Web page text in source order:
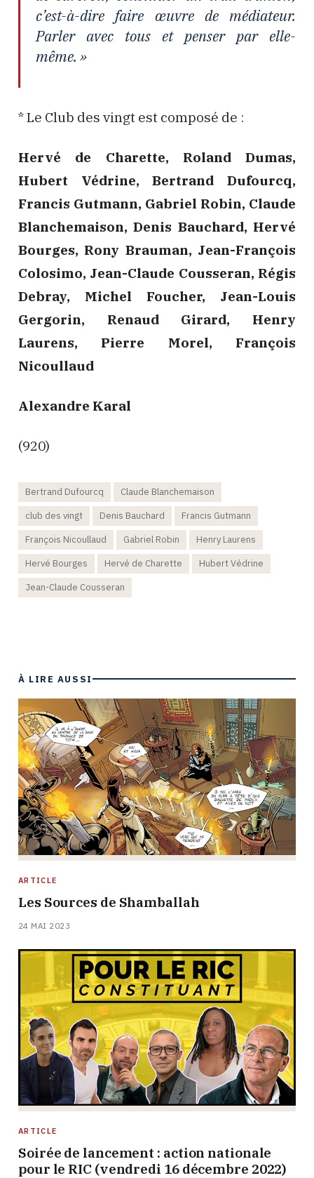
c’est-à-dire faire œuvre de médiateur.
Parler avec tous et penser par elle-
même. »
* Le Club des vingt est composé de :
Hervé de Charette, Roland Dumas,
Hubert Védrine, Bertrand Dufourcq,
Francis Gutmann, Gabriel Robin, Claude
Blanchemaison, Denis Bauchard, Hervé
Bourges, Rony Brauman, Jean-François
Colosimo, Jean-Claude Cousseran, Régis
Debray, Michel Foucher, Jean-Louis
Gergorin, Renaud Girard, Henry
Laurens, Pierre Morel, François
Nicoullaud
Alexandre Karal
(920)
Bertrand Dufourcq
Claude Blanchemaison
club des vingt
Denis Bauchard
Francis Gutmann
François Nicoullaud
Gabriel Robin
Henry Laurens
Hervé Bourges
Hervé de Charette
Hubert Védrine
Jean-Claude Cousseran
À LIRE AUSSI
ARTICLE
Les Sources de Shamballah
24 MAI 2023
ARTICLE
Soirée de lancement : action nationale
pour le RIC (vendredi 16 décembre 2022)